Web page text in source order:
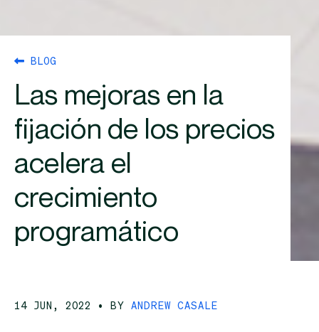
BLOG
Las mejoras en la
fijación de los precios
acelera el
crecimiento
programático
14 JUN, 2022 • BY ANDREW CASALE